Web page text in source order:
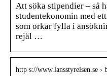
Att söka stipendier – så
studentekonomin med
som orkar fylla i
rejäl …
http s://www.lansstyrelsen.se ›